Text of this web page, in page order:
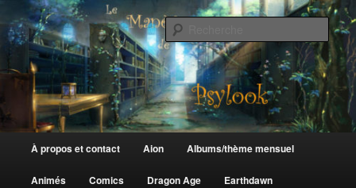
au
contenu
principalLe Manège de Psylook
principal
À propos et contact Aion Albums/thème mensuel
Animés Comics Dragon Age Earthdawn